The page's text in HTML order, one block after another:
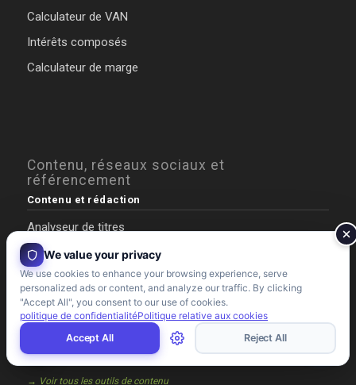
Calculateur de VAN
Intérêts composés
Calculateur de marge
Contenu, réseaux sociaux et
référencement
Contenu et rédaction
Analyseur de titres
Score de lecture de Flesch
Méta-description
Constructeur AIDA
Créateur de fils de discussion Tweet
→ Voir tous les outils de contenu
We value your privacy
We use cookies to enhance your browsing experience, serve
personalized ads or content, and analyze our traffic. By clicking
"Accept All", you consent to our use of cookies.
politique de confidentialitéPolitique relative aux cookies
Accept All
Reject All